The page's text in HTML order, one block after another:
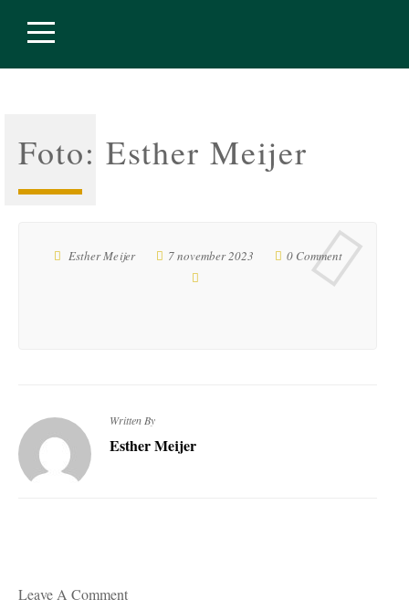
Foto: Esther Meijer
Esther Meijer 7 november 2023 0 Comment
Written By
Esther Meijer
Leave A Comment